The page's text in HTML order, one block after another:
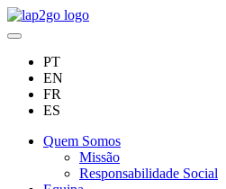
PT
EN
FR
ES
Quem Somos
Missão
Responsabilidade Social